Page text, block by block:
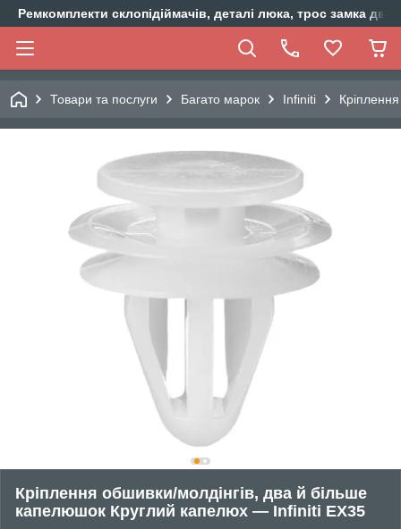
Ремкомплекти склопідіймачів, деталі люка, трос замка
Товари та послуги Багато марок Infiniti
Кріплення обшивки/молдінгів, два й більше
капелюшок Круглий капелюх — Infiniti EX35